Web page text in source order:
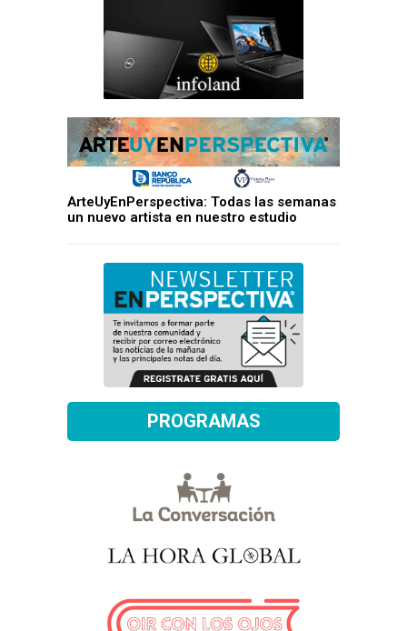
ArteUyEnPerspectiva: Todas las semanas
un nuevo artista en nuestro estudio
PROGRAMAS